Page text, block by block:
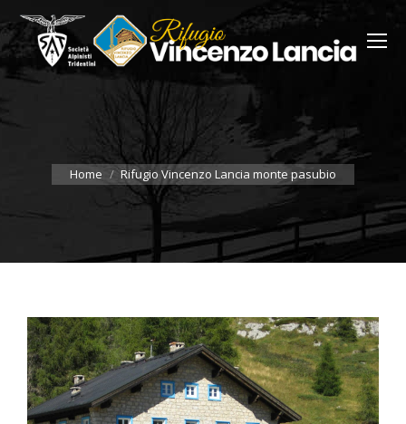
You are here:
Home Rifugio Vincenzo Lancia monte pasubio